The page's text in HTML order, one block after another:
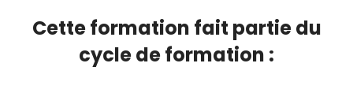
Cette formation fait partie du
cycle de formation :